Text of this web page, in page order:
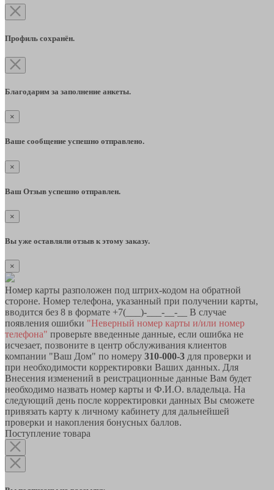
Профиль сохранён.
Благодарим за заполнение анкеты.
×
Ваше сообщение успешно отправлено.
×
Ваш Отзыв успешно отправлен.
×
Вы уже оставляли отзыв к этому заказу.
×
Номер карты разположен под штрих-кодом на обратной
стороне. Номер телефона, указанный при получении карты,
вводится без 8 в формате +7(___)-___-__-__ В случае
появления ошибки "Неверный номер карты и/или номер
телефона" проверьте введенные данные, если ошибка не
исчезает, позвоните в центр обслуживания клиентов
компании "Ваш Дом" по номеру 310-000-3 для проверки и
при необходимости корректировки Ваших данных. Для
Внесения изменений в реистрационные данные Вам будет
необходимо назвать номер карты и Ф.И.О. владельца. На
следующий день после корректировки данных Вы сможете
привязать карту к личному кабинету для дальнейшей
проверки и накопления бонусных баллов.
Поступление товара